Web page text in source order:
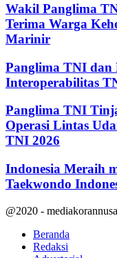
Wakil Panglima
Terima Warga
Marinir
Panglima TNI dan
Interoperabilitas
Panglima TNI
Operasi Lintas
TNI 2026
Indonesia Meraih
Taekwondo
@2020 -
Beranda
Redaksi